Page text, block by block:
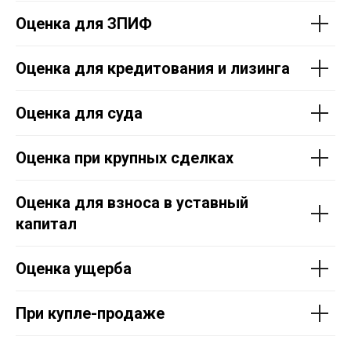
Оценка для ЗПИФ
Оценка для кредитования и лизинга
Оценка для суда
Оценка при крупных сделках
Оценка для взноса в уставный
капитал
Оценка ущерба
При купле-продаже